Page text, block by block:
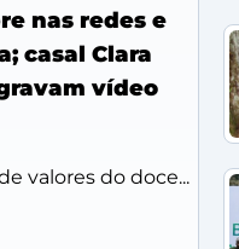
nas redes e
casal Clara
vídeo
valores do doce...